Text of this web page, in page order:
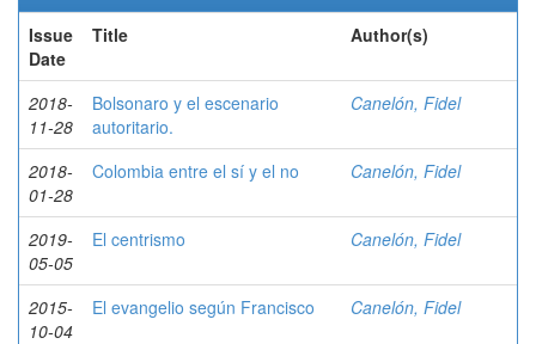
Issue
Date
Title Author(s)
2018-
11-28
Bolsonaro y el escenario
autoritario.
Canelón, Fidel
2018-
01-28
Colombia entre el sí y el no Canelón, Fidel
2019-
05-05
El centrismo Canelón, Fidel
2015-
10-04
El evangelio según Francisco Canelón, Fidel